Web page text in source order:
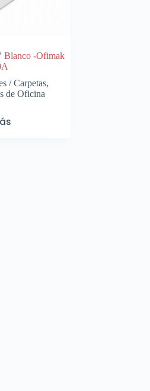
Blanco -Ofimak
/ Carpetas,
de Oficina